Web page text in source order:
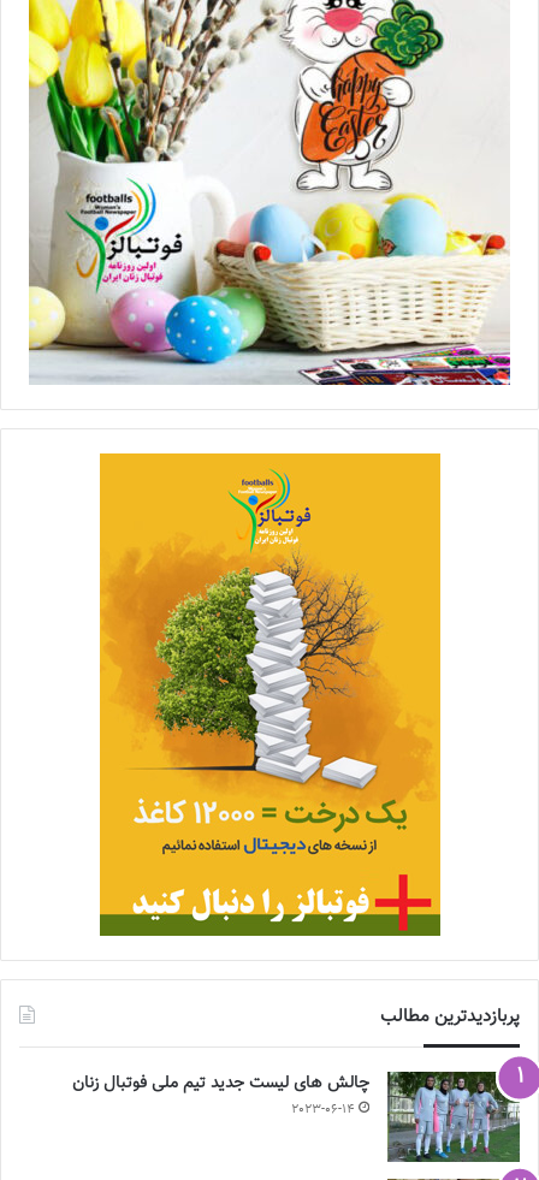
پربازدیدترین مطالب
چالش هاى ليست جدید تيم ملى فوتبال زنان
2023-06-14